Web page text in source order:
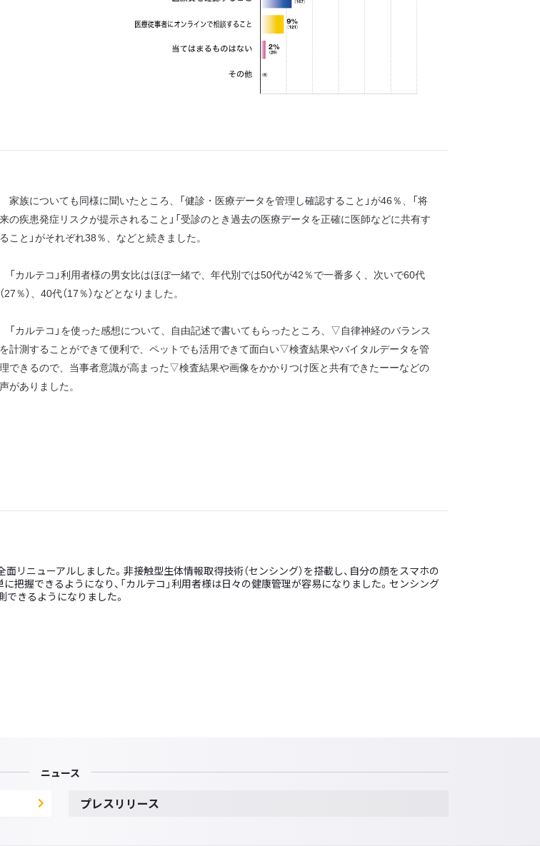
家族についても同様に聞いたところ、「健診・医療データを管理し確認すること」が46％、「将
来の疾患発症リスクが提示されること」「受診のとき過去の医療データを正確に医師などに共有す
ること」がそれぞれ38％、などと続きました。
「カルテコ」利用者様の男女比はほぼ一緒で、年代別では50代が42％で一番多く、次いで60代
（27％）、40代（17％）などとなりました。
「カルテコ」を使った感想について、自由記述で書いてもらったところ、▽自律神経のバランス
を計測することができて便利で、ペットでも活用できて面白い▽検査結果やバイタルデータを管
理できるので、当事者意識が高まった▽検査結果や画像をかかりつけ医と共有できたーーなどの
声がありました。
リニューアルしました。非接触型生体情報取得技術（センシング）を搭載し、自分の顔をスマホの
把握できるようになり、「カルテコ」利用者様は日々の健康管理が容易になりました。センシング
できるようになりました。
ニュース
プレスリリース